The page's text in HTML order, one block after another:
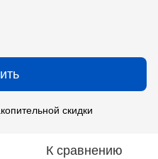
скидки
К сравнению